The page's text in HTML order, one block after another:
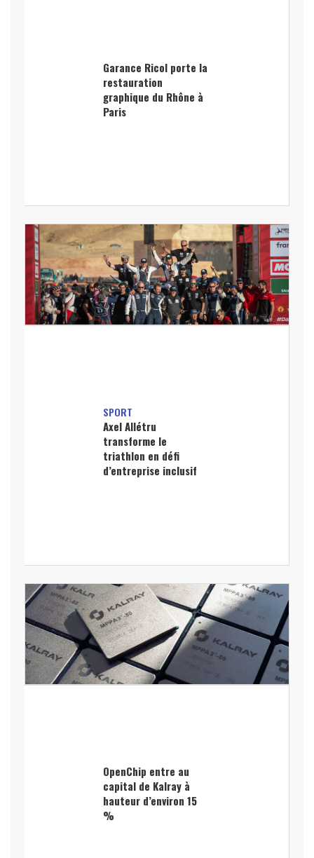
Garance Ricol porte la
restauration
graphique du Rhône à
Paris
SPORT
Axel Allétru
transforme le
triathlon en défi
d’entreprise inclusif
OpenChip entre au
capital de Kalray à
hauteur d’environ 15
%